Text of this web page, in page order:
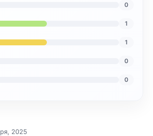
0
1
1
0
0
2025